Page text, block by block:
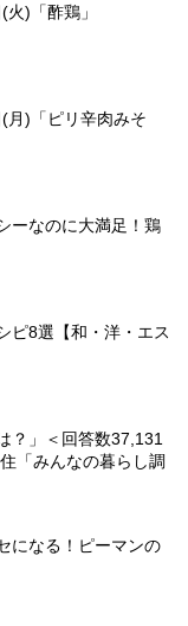
)「酢鶏」
月)「ピリ辛肉みそ
ーなのに大満足！鶏
ピ8選【和・洋・エス
？」＜回答数37,131
「みんなの暮らし調
になる！ピーマンの